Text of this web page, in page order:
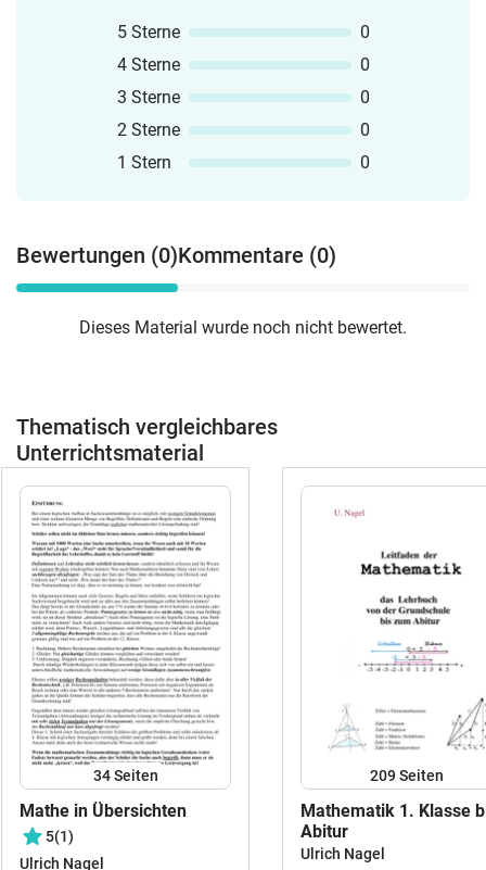
5 Sterne
0
4 Sterne
0
3 Sterne
0
2 Sterne
0
1 Stern
0
Bewertungen (0)Kommentare (0)
Dieses Material wurde noch nicht bewertet.
Thematisch vergleichbares
Unterrichtsmaterial
34Seiten
Mathe in Übersichten
5(1)
Ulrich Nagel
209Seiten
Mathematik 1. Klasse
Abitur
Ulrich Nagel